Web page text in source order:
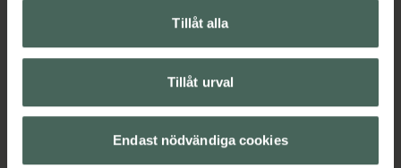
Tillåt alla
Tillåt urval
Endast nödvändiga cookies
Upptäck flera produkter inom
Stylingverktyg